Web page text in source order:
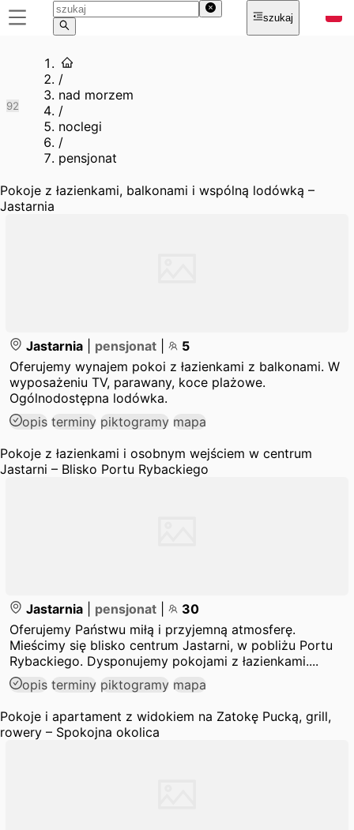
szukaj
92
/
nad morzem
/
noclegi
/
pensjonat
Pokoje z łazienkami, balkonami i wspólną lodówką –
Jastarnia
Jastarnia pensjonat
5
Oferujemy wynajem pokoi z łazienkami z balkonami. W
wyposażeniu TV, parawany, koce plażowe.
Ogólnodostępna lodówka.
opis terminy piktogramy mapa
Pokoje z łazienkami i osobnym wejściem w centrum
Jastarni – Blisko Portu Rybackiego
Jastarnia pensjonat
30
Oferujemy Państwu miłą i przyjemną atmosferę.
Mieścimy się blisko centrum Jastarni, w pobliżu Portu
Rybackiego. Dysponujemy pokojami z łazienkami....
opis terminy piktogramy mapa
Pokoje i apartament z widokiem na Zatokę Pucką, grill,
rowery – Spokojna okolica